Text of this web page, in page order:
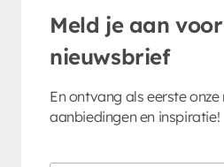
Meld je aan
nieuwsbrief
En ontvang als eerste
aanbiedingen en inspiratie!